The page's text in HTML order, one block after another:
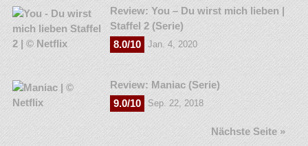
Review: You – Du wirst mich lieben |
Staffel 2 (Serie)
8.0/10
Jan. 4, 2020
Review: Maniac (Serie)
9.0/10
Sep. 22, 2018
Nächste Seite »